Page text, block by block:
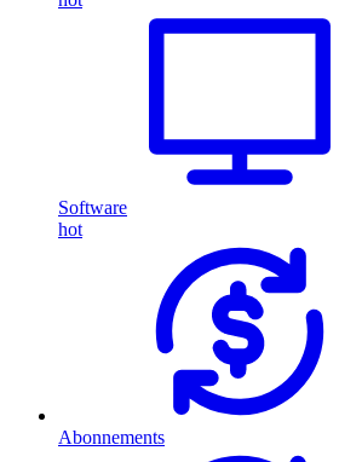
Software
hot
Abonnements